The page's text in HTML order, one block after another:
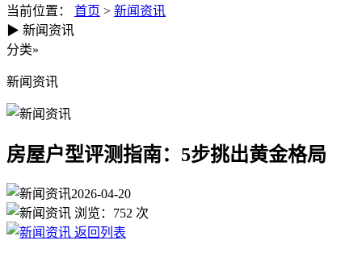
当前位置： 首页 > 新闻资讯
房屋户型评测指南：5步挑出
▶ 新闻资讯
分类»
新闻资讯
房屋户型评测指南：5步挑出黄金格局
2026-04-20
浏览： 752 次
返回列表